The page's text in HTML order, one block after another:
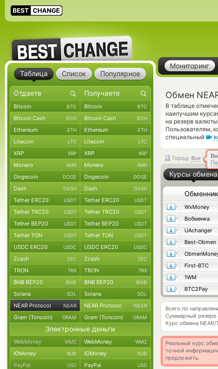
Мониторинг
Обмен
В таблице
наилучшим
на резерв
Пользователям,
специальный
Город: Все
Курсы обмена
Обменник
WxMoney
Вобменка
UAchanger
Best-Obmen
First-BTC
1WM
BTC2Pay
Всего по
Суммарный резерв
Курс обмена NEAR/
Реальный курс
точной
предложить.
Таблица Список Популярное
Bitcoin BTC Bitcoin BTC
Bitcoin Cash BCH Bitcoin Cash BCH
Ethereum ETH Ethereum ETH
Litecoin LTC Litecoin LTC
XRP XRP XRP XRP
Monero XMR Monero XMR
Dogecoin DOGE Dogecoin DOGE
Dash DASH Dash DASH
Tether ERC20 USDT Tether ERC20 USDT
Tether TRC20 USDT Tether TRC20 USDT
Tether BEP20 USDT Tether BEP20 USDT
Tether TON USDT Tether TON USDT
USDC ERC20 USDC USDC ERC20 USDC
Zcash ZEC Zcash ZEC
TRON TRX TRON TRX
BNB BEP20 BNB BNB BEP20 BNB
Solana SOL Solana SOL
NEAR Protocol NEAR NEAR Protocol NEAR
Gram (Toncoin) GRAM Gram (Toncoin) GRAM
Электронные деньги
WebMoney WMZ WebMoney WMZ
ЮMoney RUB ЮMoney RUB
PayPal USD PayPal USD